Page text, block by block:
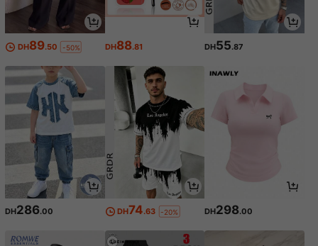
DH89.50 -50% DH88.81 DH55.87
DH286.00 DH74.63 -20% DH298.00